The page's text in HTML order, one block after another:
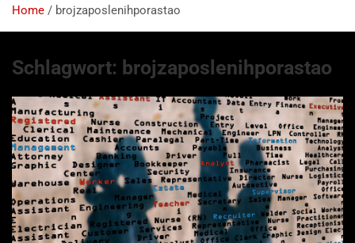
Home brojzaposlenihporastao
Schlagwort: brojzaposlenihporastao